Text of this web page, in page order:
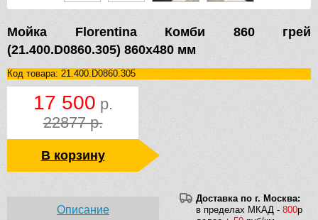
Мойка Florentina Комби 860 грей
(21.400.D0860.305) 860х480 мм
Код товара: 21.400.D0860.305
17 500 р.
22877 р.
В корзину
Доставка по г. Москва:
в пределах МКАД - 800р
Описание